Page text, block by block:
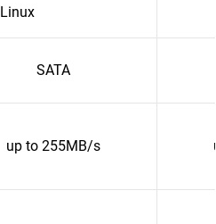
Linux
SATA
up to 255MB/s